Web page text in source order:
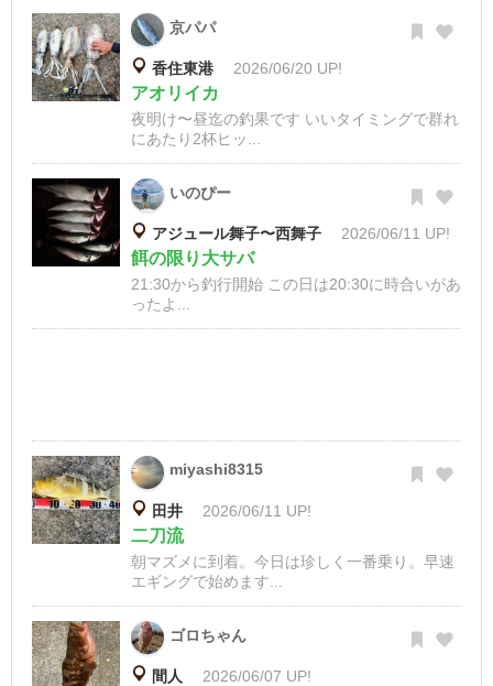
京パパ
香住東港 2026/06/20 UP!
アオリイカ
夜明け〜昼迄の釣果です いいタイミングで群れ
にあたり2杯ヒッ...
いのぴー
アジュール舞子〜西舞子 2026/06/11 UP!
餌の限り大サバ
21:30から釣行開始 この日は20:30に時合いがあ
ったよ...
miyashi8315
田井 2026/06/11 UP!
二刀流
朝マズメに到着。今日は珍しく一番乗り。早速
エギングで始めます...
ゴロちゃん
間人 2026/06/07 UP!